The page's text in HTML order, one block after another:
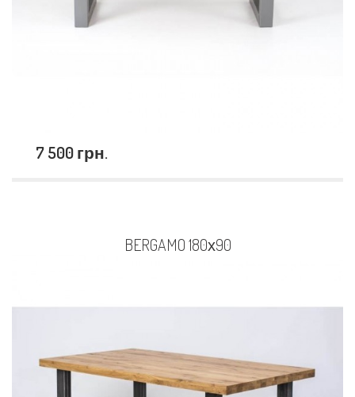
7 500 грн.
BERGAMO 180х90